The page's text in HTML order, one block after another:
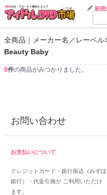
全商品 メーカー名／レーベル
Beauty Baby
0件の商品がみつかりました。
お問い合わせ
お支払いについて
クレジットカード・銀行振込（みずほ
銀行）・代金引換が ご利用いただけ
ます。